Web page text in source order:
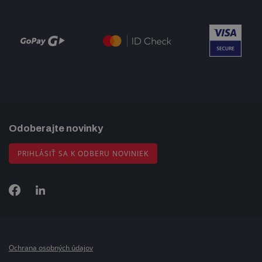
Odoberajte novinky
PRIHLÁSIŤ SA K ODBERU NOVINIEK
Ochrana osobných údajov